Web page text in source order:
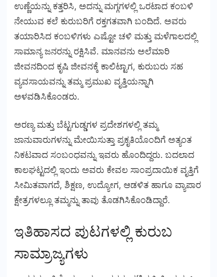
ಉಣ್ಣೆಯನ್ನು ಕತ್ತರಿಸಿ, ಅದನ್ನು ಮಗ್ಗಗಳಲ್ಲಿ ಒರಟಾದ ಕಂಬಳಿ
ನೇಯುವ ಕಲೆ ಕುರುಬರಿಗೆ ರಕ್ತಗತವಾಗಿ ಬಂದಿದೆ. ಅವರು
ತಯಾರಿಸಿದ ಕಂಬಳಿಗಳು ಎಷ್ಟೋ ಚಳಿ ಮತ್ತು ಮಳೆಗಾಲದಲ್ಲಿ
ಸಾಮಾನ್ಯ ಜನರನ್ನು ರಕ್ಷಿಸಿವೆ. ಮಾನವನು ಅಲೆಮಾರಿ
ಜೀವನದಿಂದ ಕೃಷಿ ಜೀವನಕ್ಕೆ ಕಾಲಿಟ್ಟಾಗ, ಕುರುಬರು ಸಹ
ವ್ಯವಸಾಯವನ್ನು ತಮ್ಮ ಪ್ರಮುಖ ವೃತ್ತಿಯನ್ನಾಗಿ
ಅಳವಡಿಸಿಕೊಂಡರು.
ಅರಣ್ಯ ಮತ್ತು ಬೆಟ್ಟಗುಡ್ಡಗಳ ಪ್ರದೇಶಗಳಲ್ಲಿ ತಮ್ಮ
ಜಾನುವಾರುಗಳನ್ನು ಮೇಯಿಸುತ್ತಾ ಪ್ರಕೃತಿಯೊಂದಿಗೆ ಅತ್ಯಂತ
ನಿಕಟವಾದ ಸಂಬಂಧವನ್ನು ಇವರು ಹೊಂದಿದ್ದರು. ಬದಲಾದ
ಕಾಲಘಟ್ಟದಲ್ಲಿ ಇಂದು ಅವರು ಕೇವಲ ಸಾಂಪ್ರದಾಯಿಕ ವೃತ್ತಿಗೆ
ಸೀಮಿತವಾಗದೆ, ಶಿಕ್ಷಣ, ಉದ್ಯೋಗ, ಆಡಳಿತ ಹಾಗೂ ವ್ಯಾಪಾರ
ಕ್ಷೇತ್ರಗಳಲ್ಲೂ ತಮ್ಮನ್ನು ತಾವು ತೊಡಗಿಸಿಕೊಂಡಿದ್ದಾರೆ.
ಇತಿಹಾಸದ ಪುಟಗಳಲ್ಲಿ ಕುರುಬ
ಸಾಮ್ರಾಜ್ಯಗಳು